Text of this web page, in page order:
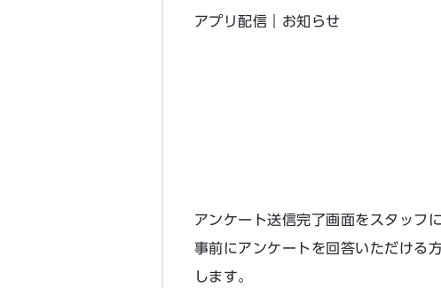
アプリ配信｜お知らせ
アンケート送信完了画面をスタッフ
事前にアンケートを回答いただける
します。